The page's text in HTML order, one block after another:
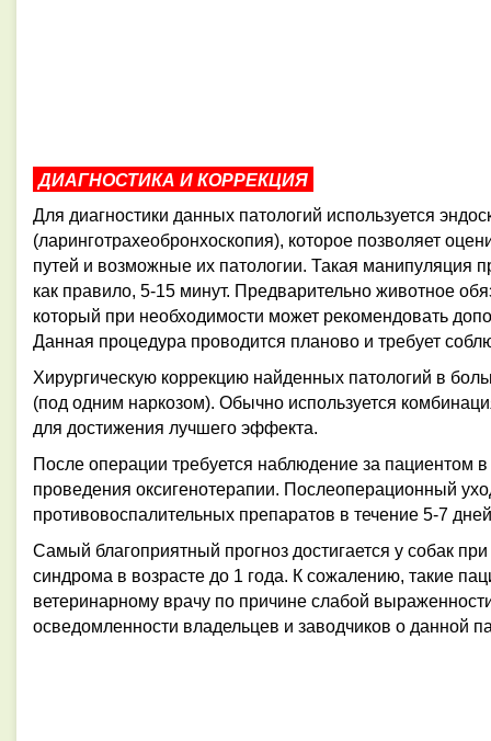
ДИАГНОСТИКА И КОРРЕКЦИЯ
Для диагностики данных патологий используется
(ларинготрахеобронхоскопия), которое позволяет
путей и возможные их патологии. Такая манипуляция
как правило, 5-15 минут. Предварительно животное
который при необходимости может рекомендовать
Данная процедура проводится планово и требует
Хирургическую коррекцию найденных патологий в
(под одним наркозом). Обычно используется
для достижения лучшего эффекта.
После операции требуется наблюдение за пациентом
проведения оксигенотерапии. Послеоперационный
противовоспалительных препаратов в течение 5-7
Самый благоприятный прогноз достигается у собак
синдрома в возрасте до 1 года. К сожалению, такие
ветеринарному врачу по причине слабой
осведомленности владельцев и заводчиков о данной